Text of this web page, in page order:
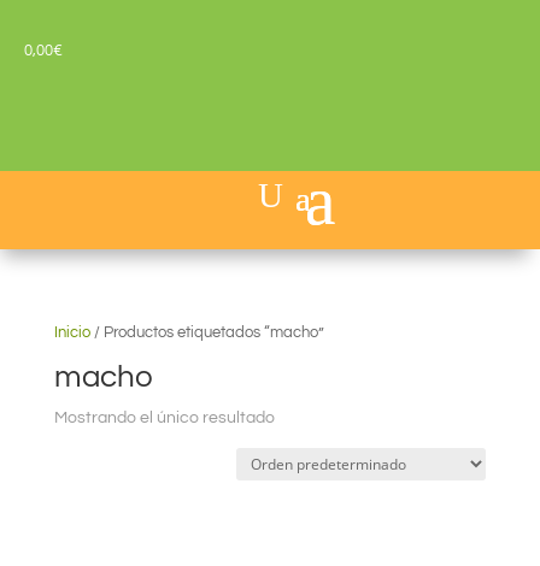
0,00€
Inicio/ Productos etiquetados “macho”
macho
Mostrando el único resultado